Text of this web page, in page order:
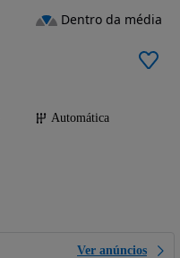
Automática
Ver anúncios
Dentro da média